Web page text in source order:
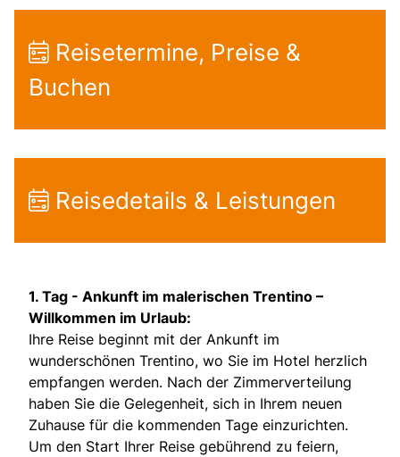
Reisetermine, Preise &
Buchen
Reisedetails & Leistungen
1. Tag - Ankunft im malerischen Trentino –
Willkommen im Urlaub:
Ihre Reise beginnt mit der Ankunft im
wunderschönen Trentino, wo Sie im Hotel herzlich
empfangen werden. Nach der Zimmerverteilung
haben Sie die Gelegenheit, sich in Ihrem neuen
Zuhause für die kommenden Tage einzurichten.
Um den Start Ihrer Reise gebührend zu feiern,